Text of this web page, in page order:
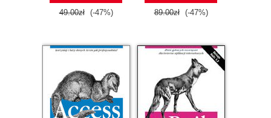
49.00zł (-47%) 89.00zł (-47%)